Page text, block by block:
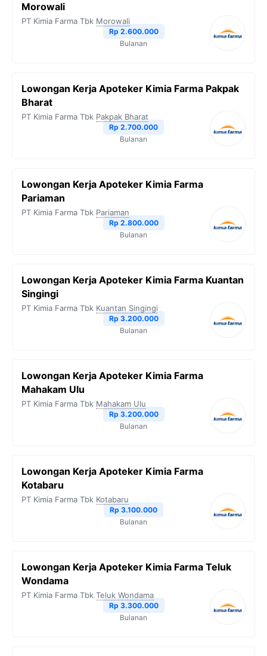
Morowali
PT Kimia Farma Tbk Morowali
Rp 2.600.000
Bulanan
Lowongan Kerja Apoteker Kimia Farma Pakpak
Bharat
PT Kimia Farma Tbk Pakpak Bharat
Rp 2.700.000
Bulanan
Lowongan Kerja Apoteker Kimia Farma
Pariaman
PT Kimia Farma Tbk Pariaman
Rp 2.800.000
Bulanan
Lowongan Kerja Apoteker Kimia Farma Kuantan
Singingi
PT Kimia Farma Tbk Kuantan Singingi
Rp 3.200.000
Bulanan
Lowongan Kerja Apoteker Kimia Farma
Mahakam Ulu
PT Kimia Farma Tbk Mahakam Ulu
Rp 3.200.000
Bulanan
Lowongan Kerja Apoteker Kimia Farma
Kotabaru
PT Kimia Farma Tbk Kotabaru
Rp 3.100.000
Bulanan
Lowongan Kerja Apoteker Kimia Farma Teluk
Wondama
PT Kimia Farma Tbk Teluk Wondama
Rp 3.300.000
Bulanan